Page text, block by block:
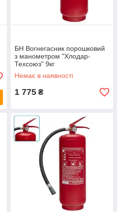
БН Вогнегасник порошковий
з манометром "Хлодар-
Техсоюз" 9кг
Немає в наявності
1 775 ₴